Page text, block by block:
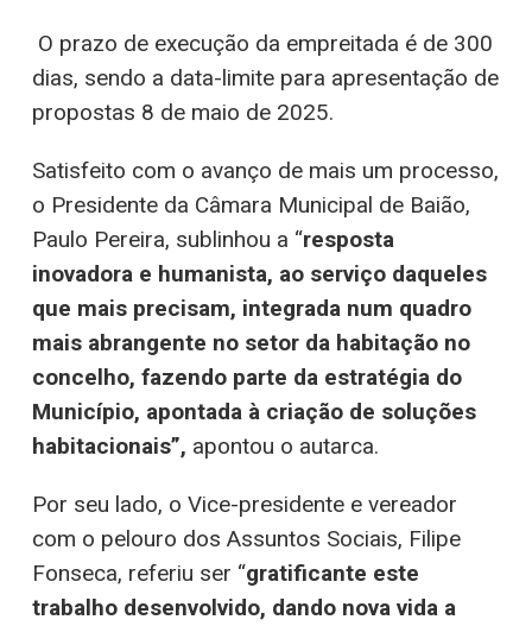
O prazo de execução da empreitada é de 300
dias, sendo a data-limite para apresentação de
propostas 8 de maio de 2025.
Satisfeito com o avanço de mais um processo,
o Presidente da Câmara Municipal de Baião,
Paulo Pereira, sublinhou a “resposta
inovadora e humanista, ao serviço daqueles
que mais precisam, integrada num quadro
mais abrangente no setor da habitação no
concelho, fazendo parte da estratégia do
Município, apontada à criação de soluções
habitacionais”, apontou o autarca.
Por seu lado, o Vice-presidente e vereador
com o pelouro dos Assuntos Sociais, Filipe
Fonseca, referiu ser “gratificante este
trabalho desenvolvido, dando nova vida a